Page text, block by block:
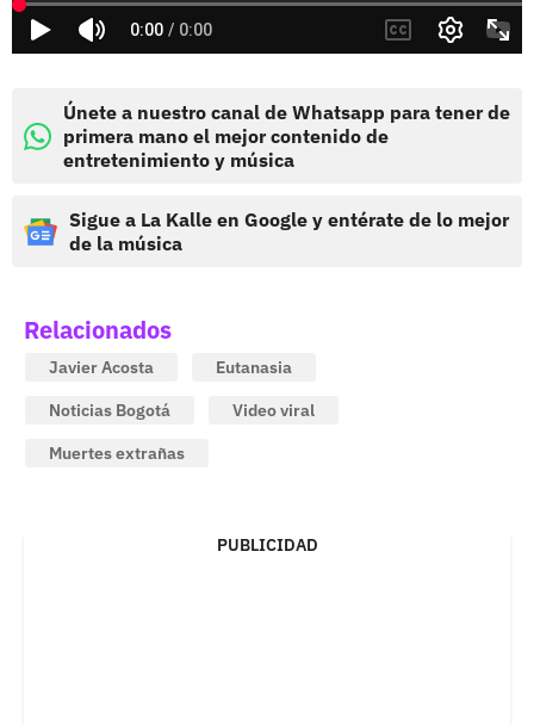
Únete a nuestro canal de Whatsapp para tener de
primera mano el mejor contenido de
entretenimiento y música
Sigue a La Kalle en Google y entérate de lo mejor
de la música
Relacionados
Javier Acosta
Eutanasia
Noticias Bogotá
Video viral
Muertes extrañas
PUBLICIDAD